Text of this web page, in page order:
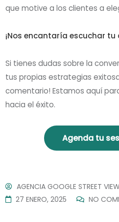
que motive a los clientes a
¡Nos encantaría escuchar tu
Si tienes dudas sobre la
tus propias estrategias
comentario! Estamos aquí
hacia el éxito.
Agenda tu
AGENCIA GOOGLE STREET
27 ENERO, 2025
NO